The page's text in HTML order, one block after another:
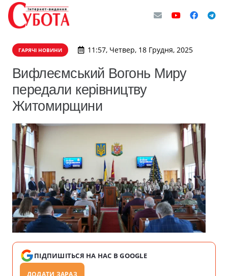
ГАРЯЧІ НОВИНИ 11:57, Четвер, 18 Грудня, 2025
Вифлеємський Вогонь Миру
передали керівництву
Житомирщини
ПІДПИШІТЬСЯ НА НАС В GOOGLE
ДОДАТИ ЗАРАЗ